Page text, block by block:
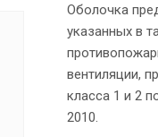
Оболочка
указанных в
вентиляции,
класса 1 и 2
2010.